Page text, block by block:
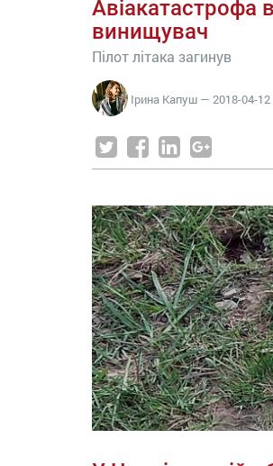
Авіакатастрофа
винищувач
Пілот літака загинув
Ірина Капуш — 2018-04-12